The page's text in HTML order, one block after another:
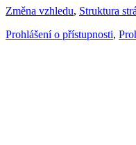
Změna vzhledu, Struktura
Prohlášení o přístupnosti,